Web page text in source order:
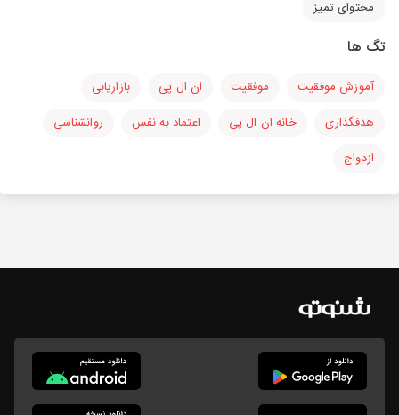
محتوای تمیز
تگ ها
آموزش موفقیت موفقیت ان ال پی
بازاریابی
هدفگذاری
خانه ان ال پی اعتماد به نفس
روانشناسی
ازدواج